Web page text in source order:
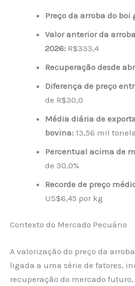
Preço da arroba do boi
Valor anterior da
2026: R$333,4
Recuperação desde
Diferença de preço
de R$30,0
Média diária de
bovina: 13,56 mil
Percentual acima de
de 30,0%
Recorde de preço
US$6,45 por kg
Contexto do Mercado Pecuário
A valorização do preço da
ligada a uma série de fatores,
recuperação do mercado